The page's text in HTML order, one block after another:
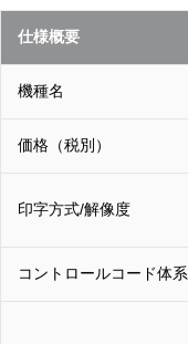
仕様概要
機種名
価格（税別）
印字方式/解像度
コントロールコード体系